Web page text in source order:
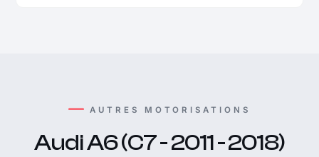
AUTRES MOTORISATIONS
Audi A6 (C7 - 2011 - 2018)